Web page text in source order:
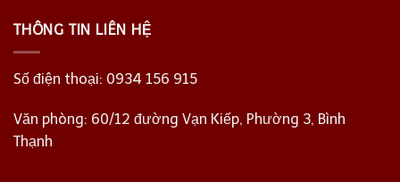
THÔNG TIN LIÊN HỆ
Số điện thoại: 0934 156 915
Văn phòng: 60/12 đường Vạn Kiếp, Phường 3, Bình
Thạnh